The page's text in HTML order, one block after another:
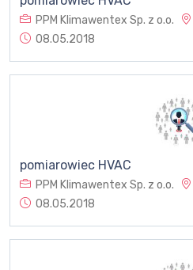
PPM Klimawentex Sp. z o.o.
08.05.2018
pomiarowiec HVAC
PPM Klimawentex Sp. z o.o.
08.05.2018